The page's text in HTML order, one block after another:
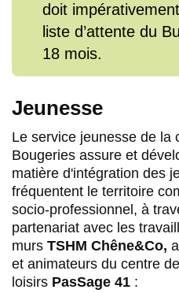
doit
liste d’attente du
18 mois.
Jeunesse
Le service jeunesse de la
Bougeries assure et
matière d'intégration des
fréquentent le territoire
socio-professionnel, à
partenariat avec les
murs TSHM Chêne&Co,
et animateurs du centre
loisirs PasSage 41 :